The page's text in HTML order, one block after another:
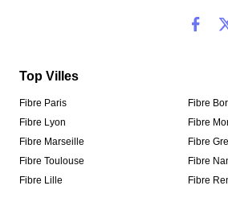
Top Villes
Fibre Paris
Fibre Lyon
Fibre Marseille
Fibre Toulouse
Fibre Lille
Fibre
Fibre
Fibre
Fibre
Fibre